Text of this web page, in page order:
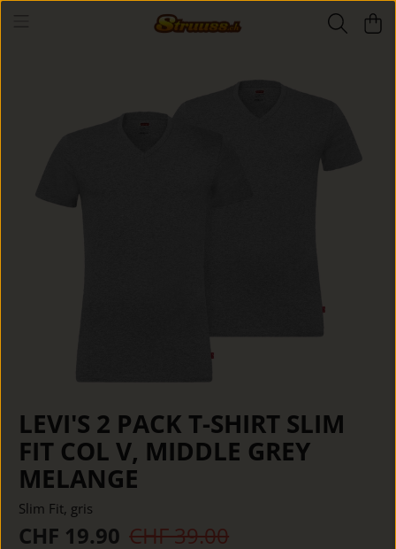
LEVI'S 2 PACK T-SHIRT SLIM
FIT COL V, MIDDLE GREY
MELANGE
Slim Fit, gris
CHF 19.90 CHF 39.00